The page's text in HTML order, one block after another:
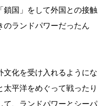
鎖国」をして外国との接触
のランドパワーだったん
文化を受け入れるようにな
平洋をめぐって戦ったり
て、ランドパワーとシーパ